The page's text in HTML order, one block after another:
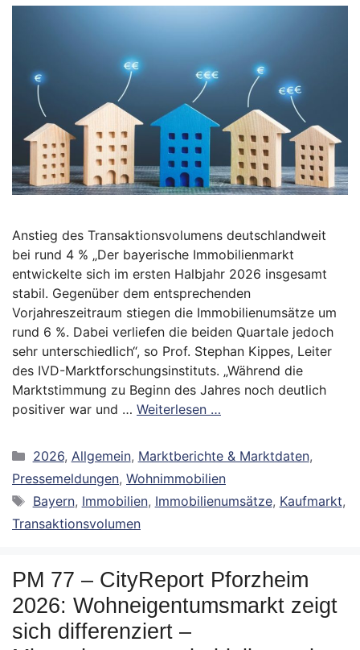
Anstieg des Transaktionsvolumens deutschlandweit
bei rund 4 % „Der bayerische Immobilienmarkt
entwickelte sich im ersten Halbjahr 2026 insgesamt
stabil. Gegenüber dem entsprechenden
Vorjahreszeitraum stiegen die Immobilienumsätze um
rund 6 %. Dabei verliefen die beiden Quartale jedoch
sehr unterschiedlich“, so Prof. Stephan Kippes, Leiter
des IVD-Marktforschungsinstituts. „Während die
Marktstimmung zu Beginn des Jahres noch deutlich
positiver war und … Weiterlesen …
Kategorien
2026, Allgemein, Marktberichte & Marktdaten,
Pressemeldungen, Wohnimmobilien
Schlagwörter
Bayern, Immobilien, Immobilienumsätze, Kaufmarkt,
Transaktionsvolumen
PM 77 – CityReport Pforzheim
2026: Wohneigentumsmarkt zeigt
sich differenziert –